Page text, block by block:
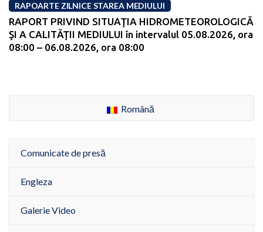
RAPOARTE ZILNICE STAREA MEDIULUI
RAPORT PRIVIND SITUAŢIA HIDROMETEOROLOGICĂ
ŞI A CALITĂŢII MEDIULUI în intervalul 05.08.2026, ora
08:00 – 06.08.2026, ora 08:00
Română
Comunicate de presă
Engleza
Galerie Video